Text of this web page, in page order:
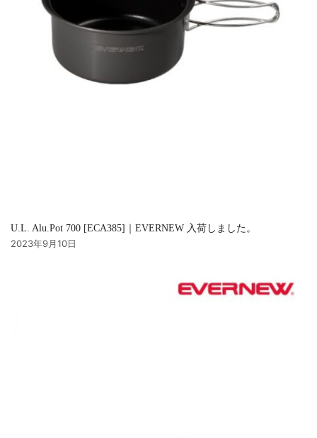
U.L. Alu.Pot 700 [ECA385]｜EVERNEW 入荷しました。
2023年9月10日